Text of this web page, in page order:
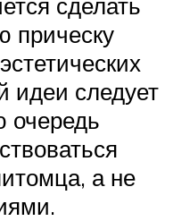
прическу
идеи следует
очередь
а не